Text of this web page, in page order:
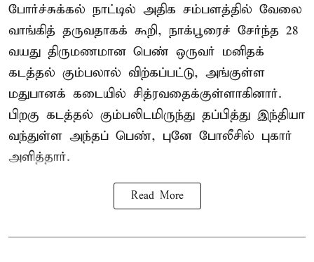
போர்ச்சுக்கல் நாட்டில் அதிக சம்பளத்தில் வேலை
வாங்கித் தருவதாகக் கூறி, நாக்பூரைச் சேர்ந்த 28
வயது திருமணமான பெண் ஒருவர் மனிதக்
கடத்தல் கும்பலால் விற்கப்பட்டு, அங்குள்ள
மதுபானக் கடையில் சித்ரவதைக்குள்ளாகினார்.
பிறகு கடத்தல் கும்பலிடமிருந்து தப்பித்து இந்தியா
வந்துள்ள அந்தப் பெண், புனே போலீசில் புகார்
அளித்தார்.
Read More